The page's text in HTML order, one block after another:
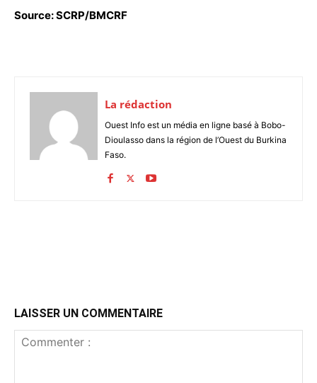
Source: SCRP/BMCRF
La rédaction
Ouest Info est un média en ligne basé à Bobo-
Dioulasso dans la région de l’Ouest du Burkina
Faso.
LAISSER UN COMMENTAIRE